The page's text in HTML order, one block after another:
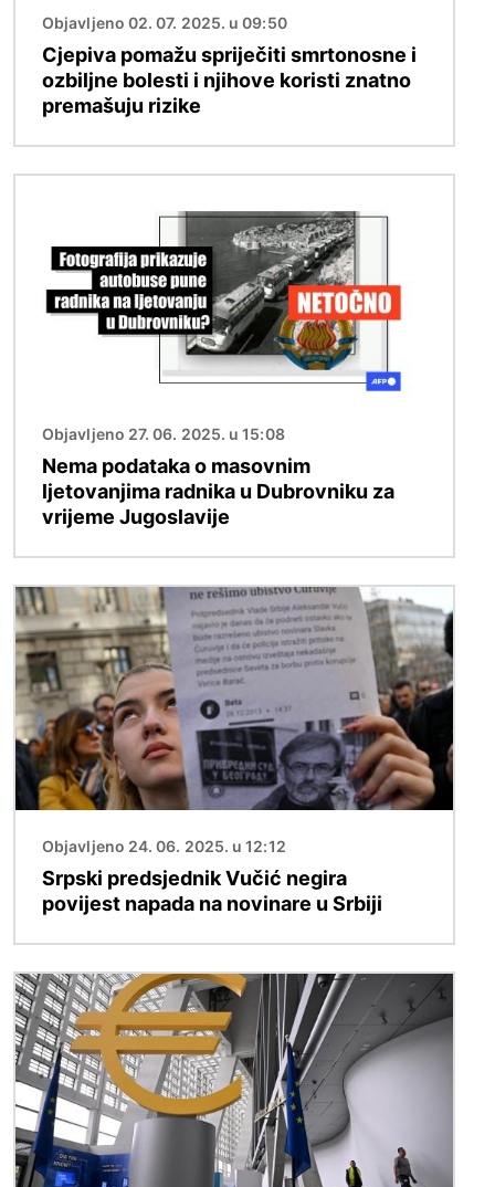
Objavljeno 02. 07. 2025. u 09:50
Cjepiva pomažu spriječiti smrtonosne i
ozbiljne bolesti i njihove koristi znatno
premašuju rizike
Objavljeno 27. 06. 2025. u 15:08
Nema podataka o masovnim
ljetovanjima radnika u Dubrovniku za
vrijeme Jugoslavije
Slika
Objavljeno 24. 06. 2025. u 12:12
Srpski predsjednik Vučić negira
povijest napada na novinare u Srbiji
Slika